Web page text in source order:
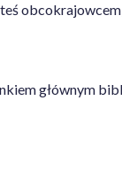
głównym